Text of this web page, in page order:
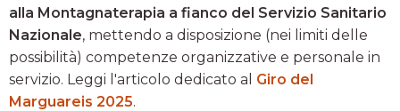
alla Montagnaterapia a fianco del Servizio Sanitario
Nazionale, mettendo a disposizione (nei limiti delle
possibilità) competenze organizzative e personale in
servizio. Leggi l'articolo dedicato al Giro del
Marguareis 2025.